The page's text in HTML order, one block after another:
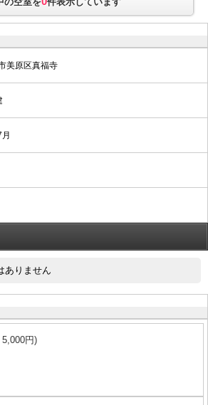
美原区真福寺
ありません
円)